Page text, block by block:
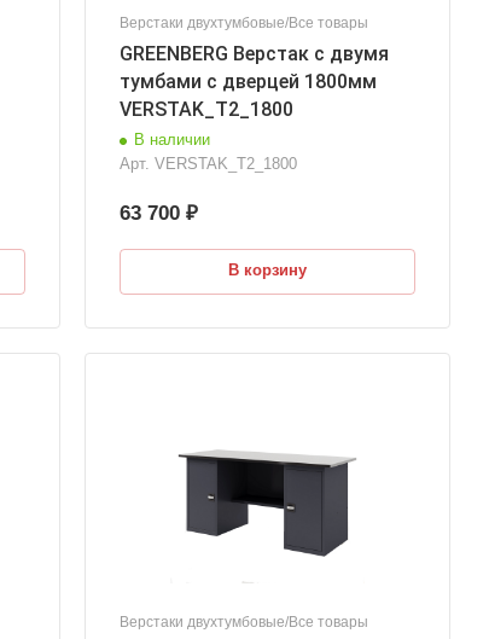
Верстаки двухтумбовые/Все товары
GREENBERG Верстак с двумя
тумбами с дверцей 1800мм
VERSTAK_Т2_1800
В наличии
Арт.VERSTAK_Т2_1800
63 700 ₽
В корзину
Верстаки двухтумбовые/Все товары